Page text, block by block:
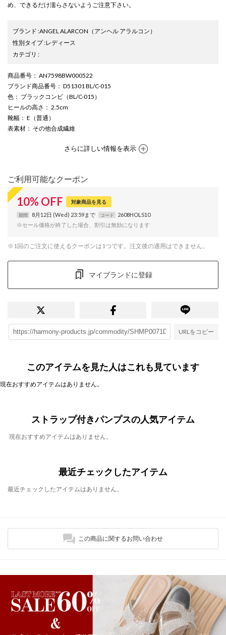
め、できるだけ濡らさないようご注意下さい。
ブランド :ANGEL ALARCON （アンヘル アラルコン）
性別タイプ:レディース
カテゴリ :
商品番号 ： AN7598BW000522
ブランド商品番号 ： D51301 BL/C-015
色 ： ブラックコンビ（BL/C-015）
ヒールの高さ ： 2.5cm
靴幅 ： E（普通）
表素材 ： その他合成繊維
さらに詳しい情報を表示
ご利用可能なクーポン
10% OFF 対象商品を見る
期間 8月12日 (Wed) 23:59まで コード
2608HOLS10
※セール価格が終了した場合、割引は無効になります
※1回のご注文に使えるクーポンは1つです。注文後の適用はできません。
マイブランドに登録
URLをコピー
このアイテムを見た人はこれも見ています
現在おすすめアイテムはありません。
ストラップ付きパンプスの人気アイテム
現在おすすめアイテムはありません。
最近チェックしたアイテム
最近チェックしたアイテムはありません。
この商品に関するお問い合わせ